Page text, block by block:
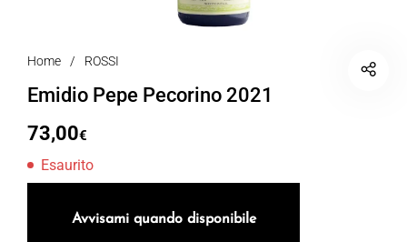
Home / ROSSI
Emidio Pepe Pecorino 2021
73,00€
Esaurito
Avvisami quando disponibile